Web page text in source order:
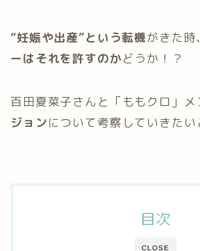
“妊娠や出産”という転機がきた時
ーはそれを許すのかどうか！？
百田夏菜子さんと「ももクロ」メ
ジョンについて考察していきたい
CLOSE
目次